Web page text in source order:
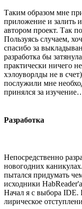
Таким образом мне
приложение и залить
автором проект. Так
Пользуясь случаем,
спасибо за
разработка бы
практически ничего
хэлоуворлды не в
послужили мне
принялся за
Разработка
Непосредственно
новогодних
пытался придумать
исходники
Начал я с выбора IDE.
лирическое